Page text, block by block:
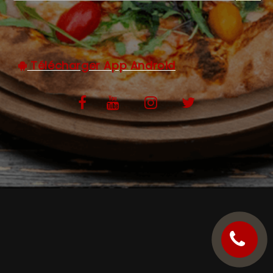
C.G.V
Télécharger App Android